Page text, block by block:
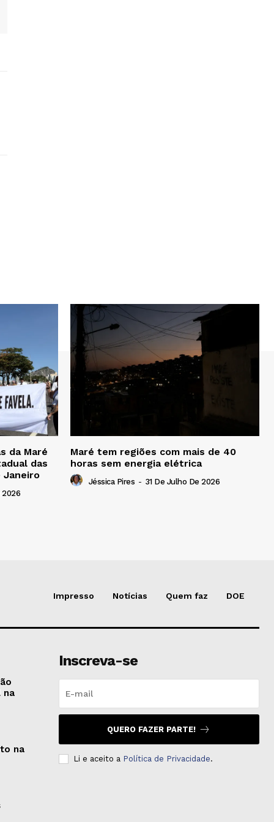
da Maré
das
Janeiro
2026
Maré tem regiões com mais de 40
horas sem energia elétrica
Jéssica Pires - 31 De Julho De 2026
Impresso Notícias Quem faz DOE
na
na
Inscreva-se
QUERO FAZER PARTE!
Li e aceito a Política de Privacidade.